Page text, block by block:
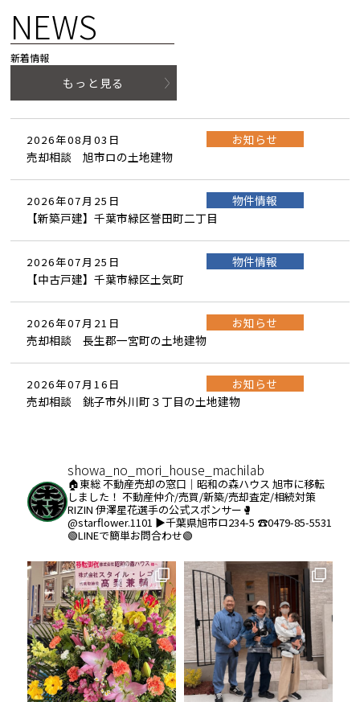
NEWS
新着情報
もっと見る
2026年08月03日
お知らせ
売却相談 旭市ロの土地建物
2026年07月25日
物件情報
【新築戸建】千葉市緑区誉田町二丁目
2026年07月25日
物件情報
【中古戸建】千葉市緑区土気町
2026年07月21日
お知らせ
売却相談 長生郡一宮町の土地建物
2026年07月16日
お知らせ
売却相談 銚子市外川町３丁目の土地建物
showa_no_mori_house_machilab
🏠東総 不動産売却の窓口｜昭和の森ハウス 旭市に移転
しました！ 不動産仲介/売買/新築/売却査定/相続対策
RIZIN 伊澤星花選手の公式スポンサー🥊
@starflower.1101 ▶︎千葉県旭市ロ234-5 ☎️0479-85-5531
🟢LINEで簡単お問合わせ🟢